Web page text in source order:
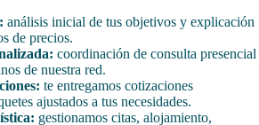
análisis inicial de tus objetivos y explicación
de precios.
coordinación de consulta presencial
de nuestra red.
te entregamos cotizaciones
ajustados a tus necesidades.
gestionamos citas, alojamiento,